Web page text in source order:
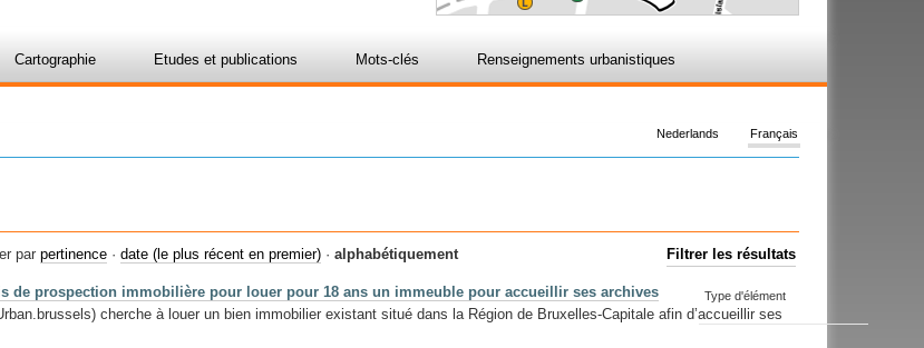
Cartographie Etudes et publications Mots-clés Renseignements urbanistiques
Français
Nederlands
Filtrer les résultats
Type d'élément
par pertinence · date (le plus récent en premier) · alphabétiquement
de prospection immobilière pour louer pour 18 ans un immeuble pour accueillir ses archives
cherche à louer un bien immobilier existant situé dans la Région de Bruxelles-Capitale afin d’accueillir ses